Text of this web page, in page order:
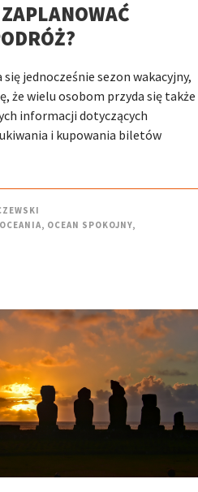
jednocześnie sezon wakacyjny,
że wielu osobom przyda się także
informacji dotyczących
i kupowania biletów
, OCEAN SPOKOJNY,